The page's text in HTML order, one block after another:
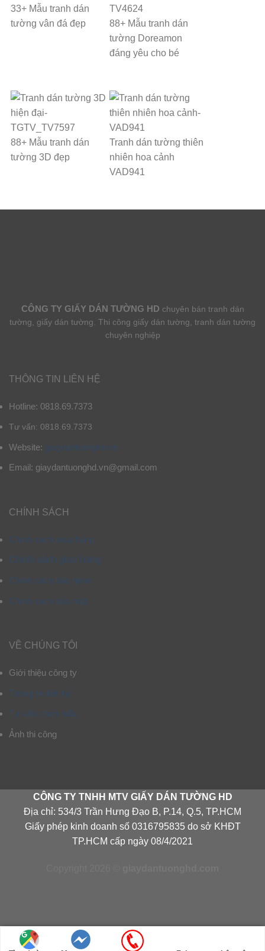
33+ Mẫu tranh dán
tường vân đá đẹp
88+ Mẫu tranh dán
tường Doreamon
đáng yêu cho bé
88+ Mẫu tranh dán
tường 3D đẹp
Tranh dán tường thiên
nhiên hoa cảnh
VAD941
CÔNG TY GIẤY DÁN TƯỜNG HD chuyên bán tranh dán
tường, giấy dán tường. Thi công giấy dán tường, tranh dán tường
chuyên nghiệp
THÔNG TIN LIÊN HỆ
Hotline: 0818.69.7373
Tư vấn: 0818.69.7373
Website: giaydantuonghd.vn
Email: giaydantuonghd.vn@gmail.com
CHÍNH SÁCH
Chính sách mua hàng
Chính sách giao hàng
Chính sách bảo hành
Chính sách bảo mật
VỀ CHÚNG TÔI
Giới thiệu công ty
Thông tin liên hệ
Tư vấn chọn mẫu
Ảnh thi công
CÔNG TY TNHH MTV GIẤY DÁN TƯỜNG HD
Địa chỉ: 534/3 Trần Hưng Đạo B, P.14, Q.5, TP.HCM
Giấy phép kinh doanh số 0316795835 do sở KHĐT
TP.HCM cấp ngày 08/4/2021